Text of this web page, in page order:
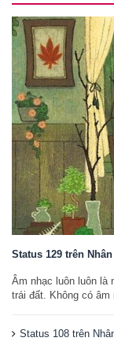
Status 129 trên
Âm nhạc luôn luôn là
trái đất. Không có âm
Status 108 trên